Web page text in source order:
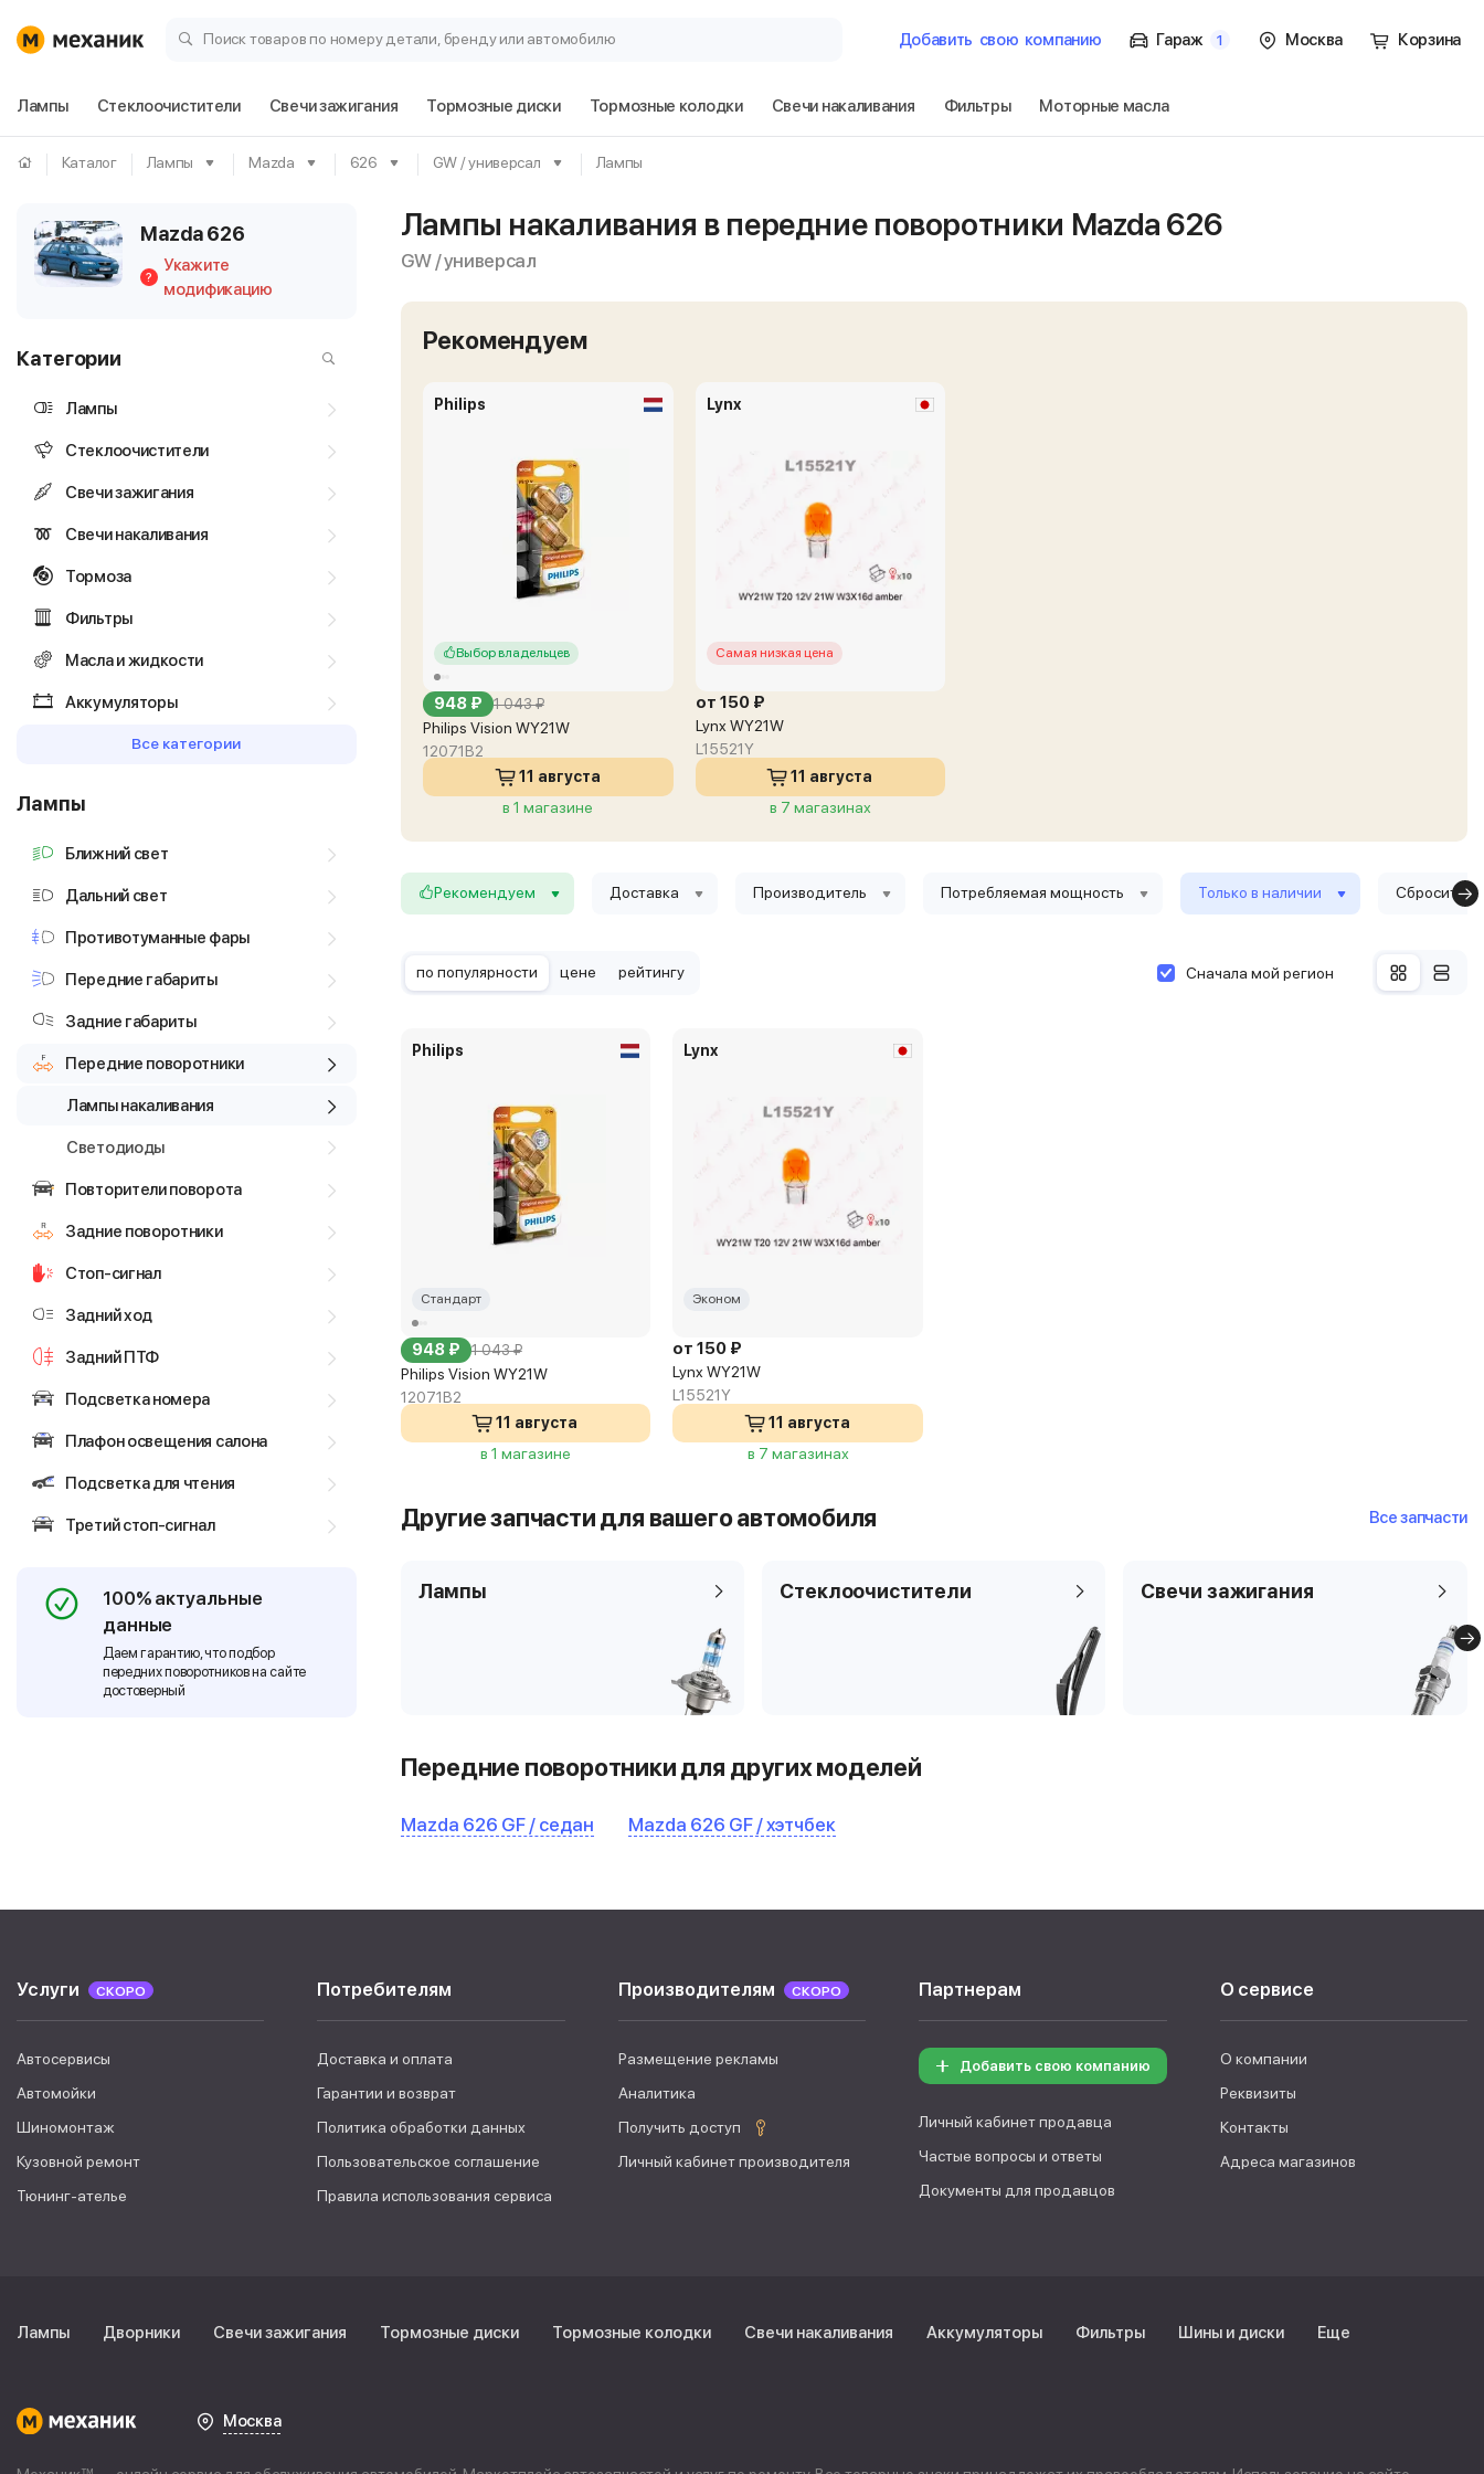
Поиск товаров по номеру детали, бренду или автомобилю Добавить свою компанию Гараж 1
Гараж
Москва Корзина
Лампы Стеклоочистители Свечи зажигания Тормозные диски Тормозные колодки Свечи накаливания Фильтры Моторные масла
Каталог Лампы Mazda 626 GW / универсал Лампы
Mazda 626
?
Укажите
модификацию
Категории
Лампы
Стеклоочистители
Свечи зажигания
Свечи накаливания
Тормоза
Фильтры
Масла и жидкости
Аккумуляторы
Все категории
Лампы
Ближний свет
Дальний свет
Противотуманные фары
Передние габариты
Задние габариты
Передние поворотники
Лампы накаливания
Светодиоды
Повторители поворота
Задние поворотники
Стоп-сигнал
Задний ход
Задний ПТФ
Подсветка номера
Плафон освещения салона
Подсветка для чтения
Третий стоп-сигнал
100% актуальные
данные
Даем гарантию, что подбор
передних поворотников на сайте
достоверный
Лампы накаливания в передние поворотники Mazda 626
GW / универсал
Рекомендуем
Philips
Выбор владельцев
948 ₽ 1 043 ₽
Philips Vision WY21W
12071B2
11 августа
в 1 магазине
Lynx
Самая низкая цена
от 150 ₽
Lynx WY21W
L15521Y
11 августа
в 7 магазинах
Рекомендуем Доставка Производитель Потребляемая мощность Только в наличии Сбросить
по популярности цене рейтингу Сначала мой регион
Philips
Стандарт
948 ₽ 1 043 ₽
Philips Vision WY21W
12071B2
11 августа
в 1 магазине
Lynx
Эконом
от 150 ₽
Lynx WY21W
L15521Y
11 августа
в 7 магазинах
Другие запчасти для вашего автомобиля Все запчасти
Лампы Стеклоочистители Свечи зажигания
Передние поворотники для других моделей
Mazda 626 GF / седан Mazda 626 GF / хэтчбек
Услуги СКОРО
Автосервисы
Автомойки
Шиномонтаж
Кузовной ремонт
Тюнинг-ателье
Потребителям
Доставка и оплата
Гарантии и возврат
Политика обработки данных
Пользовательское соглашение
Правила использования сервиса
Производителям СКОРО
Размещение рекламы
Аналитика
Получить доступ
Личный кабинет производителя
Партнерам
Добавить свою компанию
Личный кабинет продавца
Частые вопросы и ответы
Документы для продавцов
О сервисе
О компании
Реквизиты
Контакты
Адреса магазинов
Лампы Дворники Свечи зажигания Тормозные диски Тормозные колодки Свечи накаливания Аккумуляторы Фильтры Шины и диски Еще
Москва